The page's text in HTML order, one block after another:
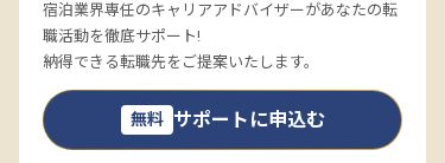
宿泊業界専任のキャリアアドバイザーがあなたの転
職活動を徹底サポート!
納得できる転職先をご提案いたします。
無料 サポートに申込む